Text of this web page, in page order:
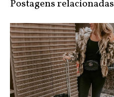
Postagens relacionadas